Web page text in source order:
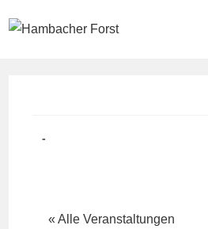
Inhalt
« Alle Veranstaltungen